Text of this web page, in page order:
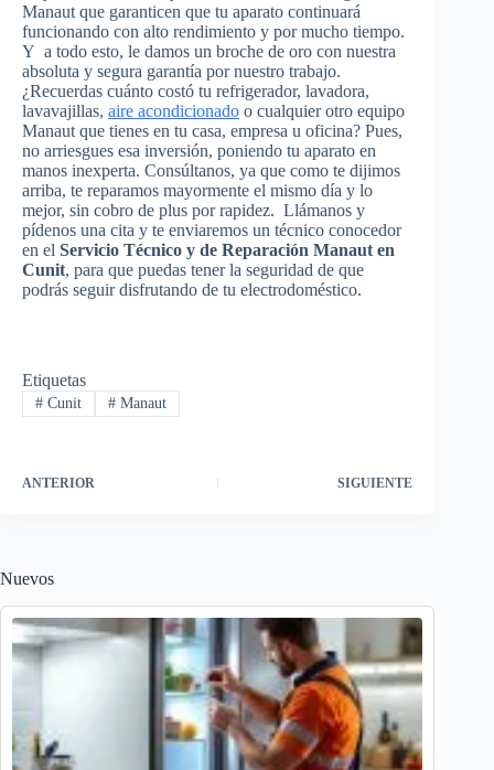
Manaut que garanticen que tu aparato continuará
funcionando con alto rendimiento y por mucho tiempo.
Y a todo esto, le damos un broche de oro con nuestra
absoluta y segura garantía por nuestro trabajo.
¿Recuerdas cuánto costó tu refrigerador, lavadora,
lavavajillas, aire acondicionado o cualquier otro equipo
Manaut que tienes en tu casa, empresa u oficina? Pues,
no arriesgues esa inversión, poniendo tu aparato en
manos inexperta. Consúltanos, ya que como te dijimos
arriba, te reparamos mayormente el mismo día y lo
mejor, sin cobro de plus por rapidez. Llámanos y
pídenos una cita y te enviaremos un técnico conocedor
en el Servicio Técnico y de Reparación Manaut en
Cunit, para que puedas tener la seguridad de que
podrás seguir disfrutando de tu electrodoméstico.
Etiquetas
#Cunit #Manaut
ANTERIOR SIGUIENTE
Nuevos